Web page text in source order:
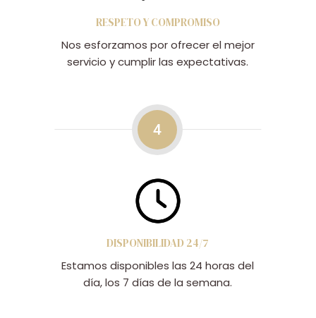
RESPETO Y COMPROMISO
Nos esforzamos por ofrecer el mejor
servicio y cumplir las expectativas.
4
DISPONIBILIDAD 24/7
Estamos disponibles las 24 horas del
día, los 7 días de la semana.